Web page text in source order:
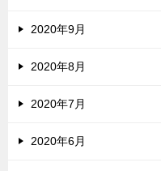
2020年9月
2020年8月
2020年7月
2020年6月